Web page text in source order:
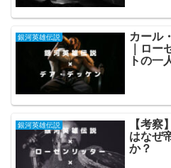
銀河英雄伝説
カール
｜ロー
トの一
銀河英雄伝説
【考察
はなぜ
か？